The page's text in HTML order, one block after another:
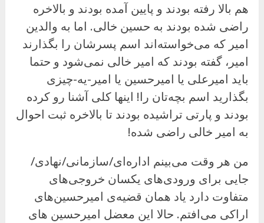
هم بالا رفته بودند و پایین آمده بودند و بالاخره
راضی شده بودند به حسین خالی. اما به والدین
امیر که می‌خواسته‌اند اسم پسرشان را بگذارند
امیر، گفته بودند که امیر خالی نمی‌شود و حتما
باید امیرعلی یا امیرحسین یا امیر-یه-چیزی
بگذارید اسم بچه‌تان را! اینها کلی آشنا رو کرده
بودند و پارتی تراشیده بودند تا بالاخره ثبت احوال
به امیر خالی راضی شده!
من هر وقت می‌بینم اداره‌ای/سازمانی/نهادی/
جایی برای ورودی‌های یکسان خروجی‌های
متفاوت دارد یاد همان قضیه‌ی امیرحسین‌های
اراکی می‌افتم. حالا این معضل امیرحسین های